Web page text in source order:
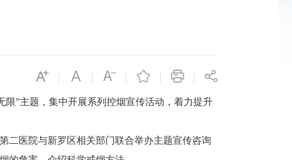
”主题，集中开展系列控烟宣传活动，着力提升
医院与新罗区相关部门联合举办主题宣传咨询